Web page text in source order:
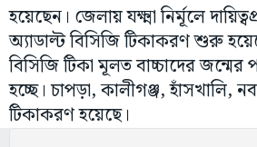
হয়েছেন। জেলায় যক্ষ্মা নির্মূলে
অ্যাডাল্ট বিসিজি টিকাকরণ শুরু
বিসিজি টিকা মূলত বাচ্চাদের জন্মের
হচ্ছে। চাপড়া, কালীগঞ্জ, হাঁসখালি,
টিকাকরণ হয়েছে।